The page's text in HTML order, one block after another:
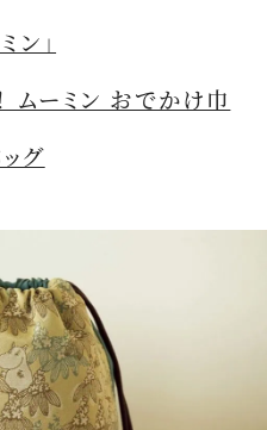
ン」
ムーミン おでかけ巾
グ